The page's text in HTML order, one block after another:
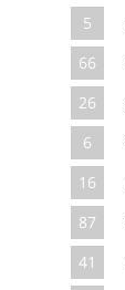
5
66
26
6
16
87
41